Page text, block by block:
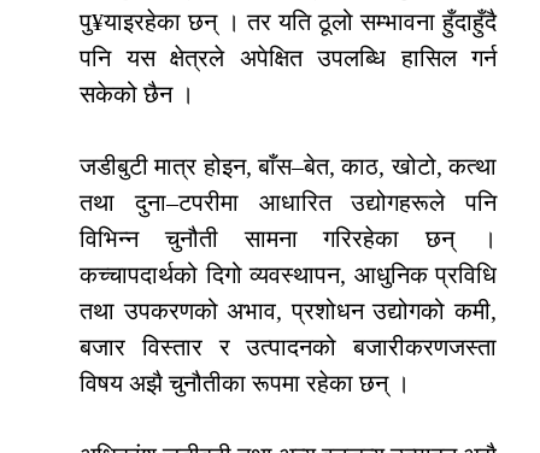
पु¥याइरहेका छन् । तर यति ठूलो सम्भावना हुँदाहुँदै
पनि यस क्षेत्रले अपेक्षित उपलब्धि हासिल गर्न
सकेको छैन ।
जडीबुटी मात्र होइन, बाँस–बेत, काठ, खोटो, कत्था
तथा दुना–टपरीमा आधारित उद्योगहरूले पनि
विभिन्न चुनौती सामना गरिरहेका छन् ।
कच्चापदार्थको दिगो व्यवस्थापन, आधुनिक प्रविधि
तथा उपकरणको अभाव, प्रशोधन उद्योगको कमी,
बजार विस्तार र उत्पादनको बजारीकरणजस्ता
विषय अझै चुनौतीका रूपमा रहेका छन् ।